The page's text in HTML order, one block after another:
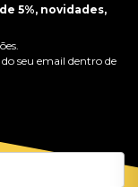
5%, novidades,
seu email dentro de